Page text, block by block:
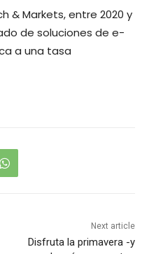
& Markets, entre 2020 y
de soluciones de e-
a una tasa
Next article
Disfruta la primavera -y